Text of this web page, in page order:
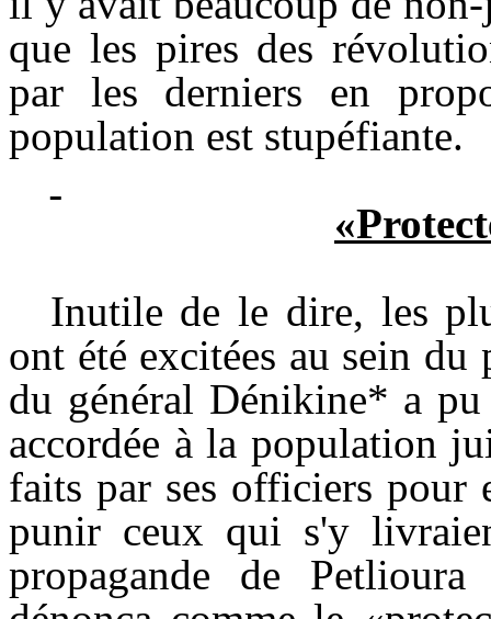
que les pires des
par les derniers en
population est stupéfiante.
Inutile de le dire, les
ont été excitées au sein
du général Dénikine* a
accordée à la population
faits par ses officiers pour
punir ceux qui s'y
propagande de